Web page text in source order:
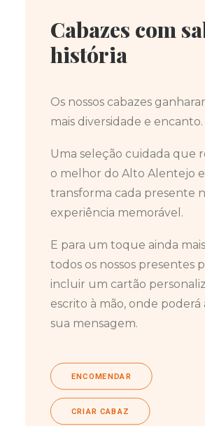
Cabazes com
história
Os nossos cabazes
mais diversidade e encanto.
Uma seleção cuidada que
o melhor do Alto Alentejo e
transforma cada presente
experiência memorável.
E para um toque ainda
todos os nossos presentes
incluir um cartão
escrito à mão, onde poderá
sua mensagem.
ENCOMENDAR
CRIAR CABAZ